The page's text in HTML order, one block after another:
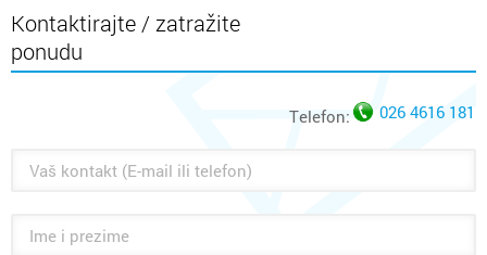
Kontaktirajte / zatražite
ponudu
Telefon: 026 4616 181